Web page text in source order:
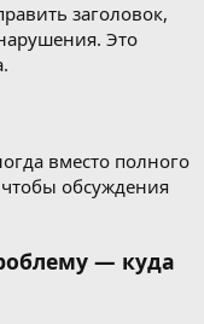
заголовок,
Это
вместо полного
обсуждения
— куда